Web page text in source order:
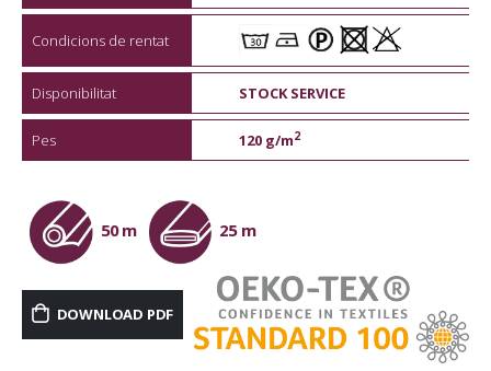
Condicions de rentat
Disponibilitat STOCK SERVICE
Pes 120 g/m2
50 m 25 m
DOWNLOAD PDF